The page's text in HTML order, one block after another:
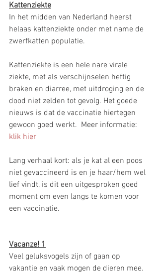
Kattenziekte
In het midden van Nederland heerst
helaas kattenziekte onder met name de
zwerfkatten populatie.
Kattenziekte is een hele nare virale
ziekte, met als verschijnselen heftig
braken en diarree, met uitdroging en de
dood niet zelden tot gevolg. Het goede
nieuws is dat de vaccinatie hiertegen
gewoon goed werkt.  Meer informatie:
klik hier
Lang verhaal kort: als je kat al een poos
niet gevaccineerd is en je haar/hem wel
lief vindt, is dit een uitgesproken goed
moment om even langs te komen voor
een vaccinatie.
Vacanze! 1
Veel geluksvogels zijn of gaan op
vakantie en vaak mogen de dieren mee.